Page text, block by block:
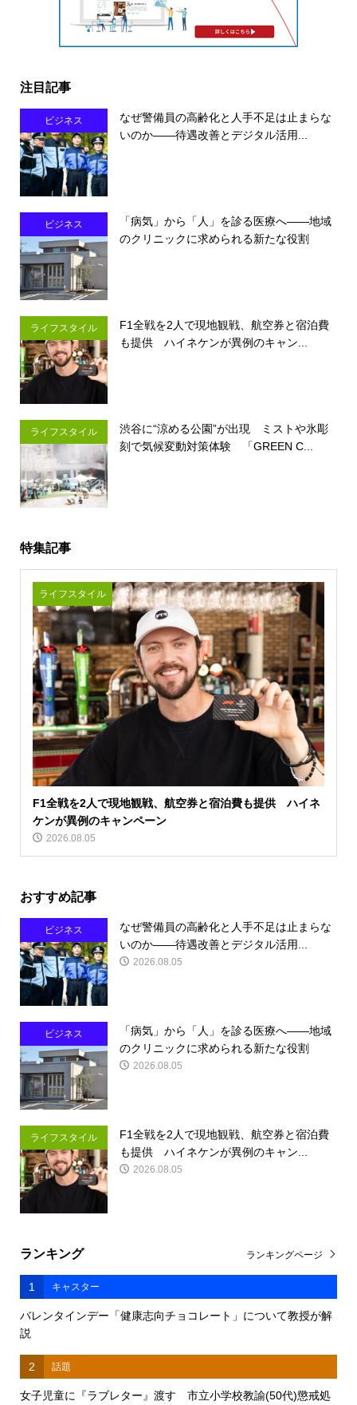
注目記事
ビジネス
なぜ警備員の高齢化と人手不足は止まらな
いのか――待遇改善とデジタル活用...
ビジネス
「病気」から「人」を診る医療へ――地域
のクリニックに求められる新たな役割
ライフスタイル
F1全戦を2人で現地観戦、航空券と宿泊費
も提供 ハイネケンが異例のキャン...
ライフスタイル
渋谷に“涼める公園”が出現 ミストや氷彫
刻で気候変動対策体験 「GREEN C...
特集記事
ライフスタイル
F1全戦を2人で現地観戦、航空券と宿泊費も提供 ハイネ
ケンが異例のキャンペーン
2026.08.05
おすすめ記事
ビジネス
なぜ警備員の高齢化と人手不足は止まらな
いのか――待遇改善とデジタル活用...
2026.08.05
ビジネス
「病気」から「人」を診る医療へ――地域
のクリニックに求められる新たな役割
2026.08.05
ライフスタイル
F1全戦を2人で現地観戦、航空券と宿泊費
も提供 ハイネケンが異例のキャン...
2026.08.05
ランキング
1 キャスター
バレンタインデー「健康志向チョコレート」について教授が解
説
2 話題
女子児童に『ラブレター』渡す 市立小学校教諭(50代)懲戒処
ランキングページ